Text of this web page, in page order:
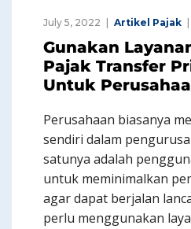
July 5, 2022 Artikel Pajak
Gunakan
Pajak Transfer
Untuk
Perusahaan biasanya
sendiri dalam
satunya adalah
untuk meminimalkan
agar dapat berjalan
perlu menggunakan